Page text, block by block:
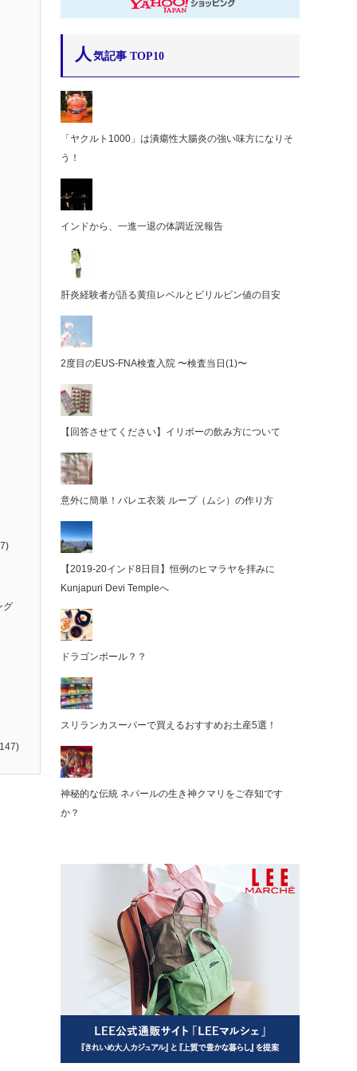
グ
人 気記事 TOP10
「ヤクルト1000」は潰瘍性大腸炎の強い味方になりそ
う！
インドから、一進一退の体調近況報告
肝炎経験者が語る黄疸レベルとビリルビン値の目安
2度目のEUS-FNA検査入院 〜検査当日(1)〜
【回答させてください】イリボーの飲み方について
意外に簡単！バレエ衣装 ループ（ムシ）の作り方
【2019-20インド8日目】恒例のヒマラヤを拝みに
Kunjapuri Devi Templeへ
ドラゴンボール？？
スリランカスーパーで買えるおすすめお土産5選！
神秘的な伝統 ネパールの生き神クマリをご存知です
か？